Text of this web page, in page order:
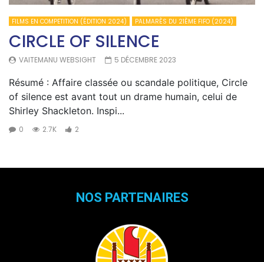
FILMS EN COMPETITION (ÉDITION 2024) PALMARÈS DU 21ÈME FIFO (2024)
CIRCLE OF SILENCE
VAITEMANU WEBSIGHT 5 DÉCEMBRE 2023
Résumé : Affaire classée ou scandale politique, Circle
of silence est avant tout un drame humain, celui de
Shirley Shackleton. Inspi...
0 2.7K 2
NOS PARTENAIRES